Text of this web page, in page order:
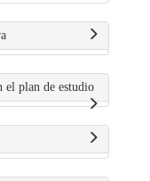
el plan de estudio